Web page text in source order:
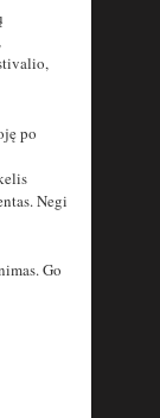
po
Negi
Go